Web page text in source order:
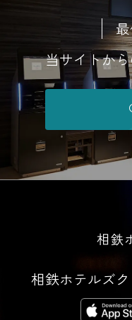
当サイトか
相鉄
相鉄ホテルズ